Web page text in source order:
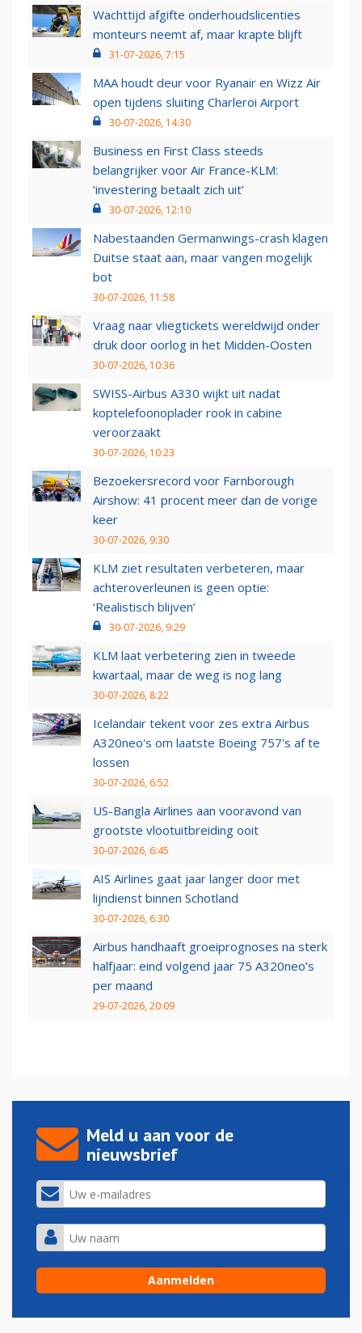
Wachttijd afgifte onderhoudslicenties
monteurs neemt af, maar krapte blijft
31-07-2026, 7:15
MAA houdt deur voor Ryanair en Wizz Air
open tijdens sluiting Charleroi Airport
30-07-2026, 14:30
Business en First Class steeds
belangrijker voor Air France-KLM:
‘investering betaalt zich uit’
30-07-2026, 12:10
Nabestaanden Germanwings-crash klagen
Duitse staat aan, maar vangen mogelijk
bot
30-07-2026, 11:58
Vraag naar vliegtickets wereldwijd onder
druk door oorlog in het Midden-Oosten
30-07-2026, 10:36
SWISS-Airbus A330 wijkt uit nadat
koptelefoonoplader rook in cabine
veroorzaakt
30-07-2026, 10:23
Bezoekersrecord voor Farnborough
Airshow: 41 procent meer dan de vorige
keer
30-07-2026, 9:30
KLM ziet resultaten verbeteren, maar
achteroverleunen is geen optie:
‘Realistisch blijven’
30-07-2026, 9:29
KLM laat verbetering zien in tweede
kwartaal, maar de weg is nog lang
30-07-2026, 8:22
Icelandair tekent voor zes extra Airbus
A320neo's om laatste Boeing 757's af te
lossen
30-07-2026, 6:52
US-Bangla Airlines aan vooravond van
grootste vlootuitbreiding ooit
30-07-2026, 6:45
AIS Airlines gaat jaar langer door met
lijndienst binnen Schotland
30-07-2026, 6:30
Airbus handhaaft groeiprognoses na sterk
halfjaar: eind volgend jaar 75 A320neo’s
per maand
29-07-2026, 20:09
Meld u aan voor de
nieuwsbrief